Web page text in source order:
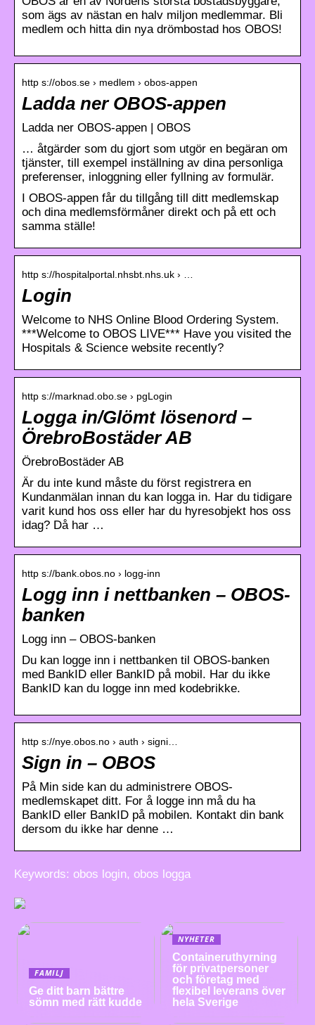
som ägs av nästan en halv miljon medlemmar. Bli
medlem och hitta din nya drömbostad hos OBOS!
http s://obos.se › medlem › obos-appen
Ladda ner OBOS-appen
Ladda ner OBOS-appen | OBOS
… åtgärder som du gjort som utgör en begäran om
tjänster, till exempel inställning av dina personliga
preferenser, inloggning eller fyllning av formulär.
I OBOS-appen får du tillgång till ditt medlemskap
och dina medlemsförmåner direkt och på ett och
samma ställe!
http s://hospitalportal.nhsbt.nhs.uk › …
Login
Welcome to NHS Online Blood Ordering System.
***Welcome to OBOS LIVE*** Have you visited the
Hospitals & Science website recently?
http s://marknad.obo.se › pgLogin
Logga in/Glömt lösenord –
ÖrebroBostäder AB
ÖrebroBostäder AB
Är du inte kund måste du först registrera en
Kundanmälan innan du kan logga in. Har du tidigare
varit kund hos oss eller har du hyresobjekt hos oss
idag? Då har …
http s://bank.obos.no › logg-inn
Logg inn i nettbanken – OBOS-
banken
Logg inn – OBOS-banken
Du kan logge inn i nettbanken til OBOS-banken
med BankID eller BankID på mobil. Har du ikke
BankID kan du logge inn med kodebrikke.
http s://nye.obos.no › auth › signi…
Sign in – OBOS
På Min side kan du administrere OBOS-
medlemskapet ditt. For å logge inn må du ha
BankID eller BankID på mobilen. Kontakt din bank
dersom du ikke har denne …
Keywords: obos login, obos logga
FAMILJ
Ge ditt barn bättre
sömn med rätt kudde
NYHETER
Containeruthyrning
för privatpersoner
och företag med
flexibel leverans över
hela Sverige